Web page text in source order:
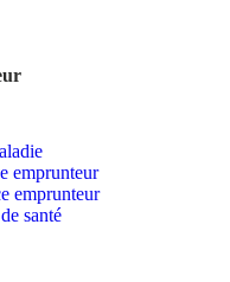
emprunteur
emprunteur
santé